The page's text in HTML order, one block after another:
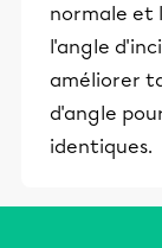
normale et
l'angle
améliorer
d'angle
identiques.